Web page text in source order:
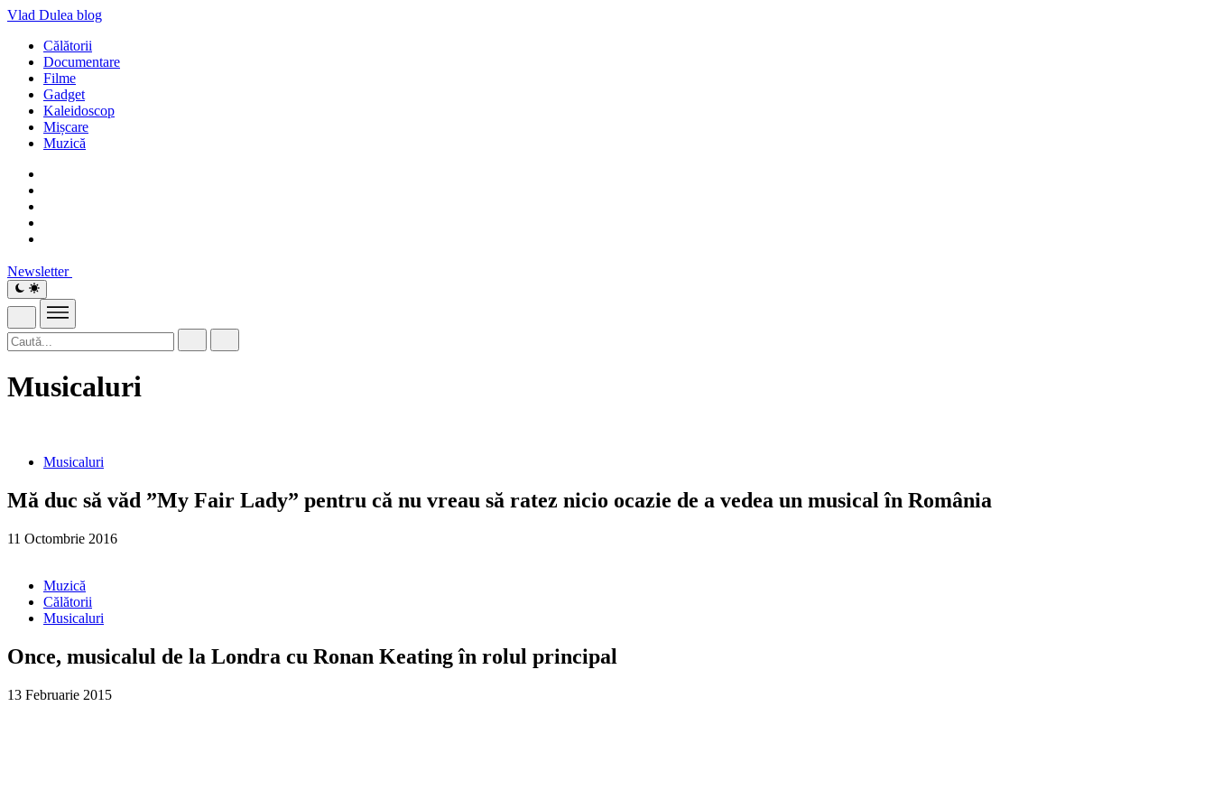
Vlad Dulea blog
Călătorii
Documentare
Filme
Gadget
Kaleidoscop
Mișcare
Muzică
Newsletter
Musicaluri
Musicaluri
Mă duc să văd ”My Fair Lady” pentru că nu vreau să ratez nicio ocazie de a vedea un musical în România
11 Octombrie 2016
Muzică
Călătorii
Musicaluri
Once, musicalul de la Londra cu Ronan Keating în rolul principal
13 Februarie 2015